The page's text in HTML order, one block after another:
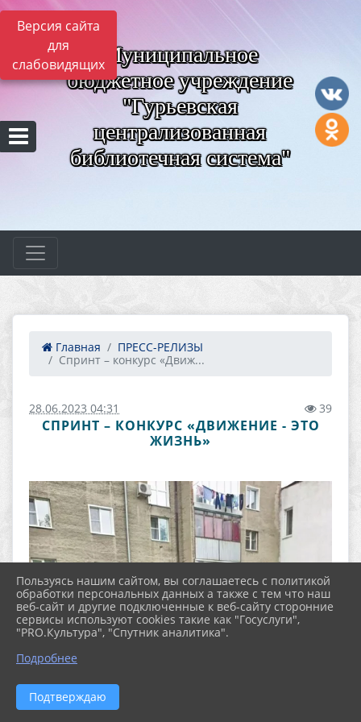
Версия сайта
для
слабовидящих Муниципальное
бюджетное учреждение
"Гурьевская
централизованная
библиотечная система"
Главная
ПРЕСС-РЕЛИЗЫ
Спринт – конкурс «Движ...
28.06.2023 04:31 39
СПРИНТ – КОНКУРС «ДВИЖЕНИЕ - ЭТО
ЖИЗНЬ»
Пользуясь нашим сайтом, вы соглашаетесь с политикой
обработки персональных данных а также с тем что наш
веб-сайт и другие подключенные к веб-сайту сторонние
сервисы используют cookies такие как "Госуслуги",
"PRO.Культура", "Спутник аналитика".
Подробнее
Подтверждаю